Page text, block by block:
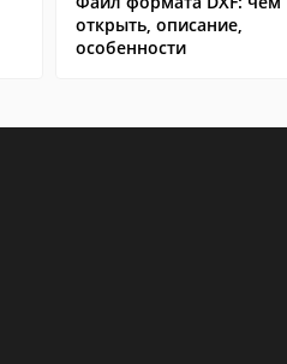
открыть, описание,
особенности